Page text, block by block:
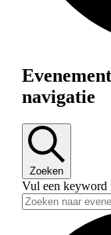
navigatie
Zoeken
Vul een keyword